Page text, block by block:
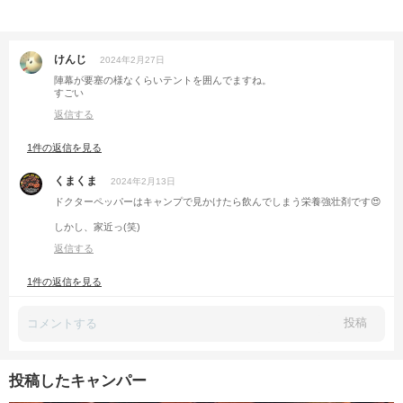
けんじ 2024年2月27日
陣幕が要塞の様なくらいテントを囲んでますね。
すごい
返信する
1件の返信を見る
くまくま 2024年2月13日
ドクターペッパーはキャンプで見かけたら飲んでしまう栄養強壮剤です😍
しかし、家近っ(笑)
返信する
1件の返信を見る
投稿
投稿したキャンパー